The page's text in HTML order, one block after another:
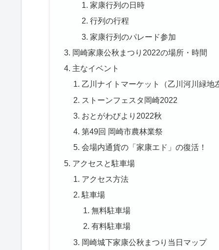
家康行列の日時
行列の行程
家康行列のパレード参加
岡崎家康公秋まつり2022の場所・時間
主なイベント
乙川ナイトマーケット（乙川河川緑地
ストーンフェスタ岡崎2022
おとがわびより2022秋
第49回 岡崎市農林業祭
会場内通貨の「家康エド」の復活！
アクセスと駐車場
アクセス方法
駐車場
無料駐車場
有料駐車場
岡崎城下家康公秋まつり当日マップ